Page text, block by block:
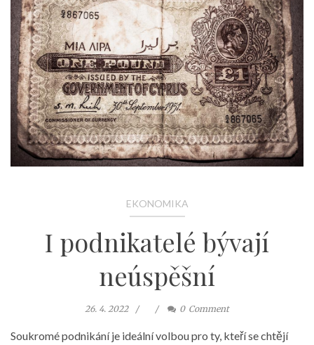
EKONOMIKA
I podnikatelé bývají
neúspěšní
26. 4. 2022 0 Comment
Soukromé podnikání je ideální volbou pro ty, kteří se chtějí